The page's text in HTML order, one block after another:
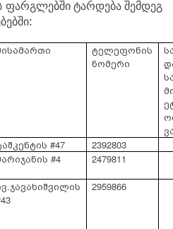
ფარგლებში ტარდებაშემდეგ
ში:
ტელეფონის
ნომერი
#47
2392803
#4 2479811
2959866